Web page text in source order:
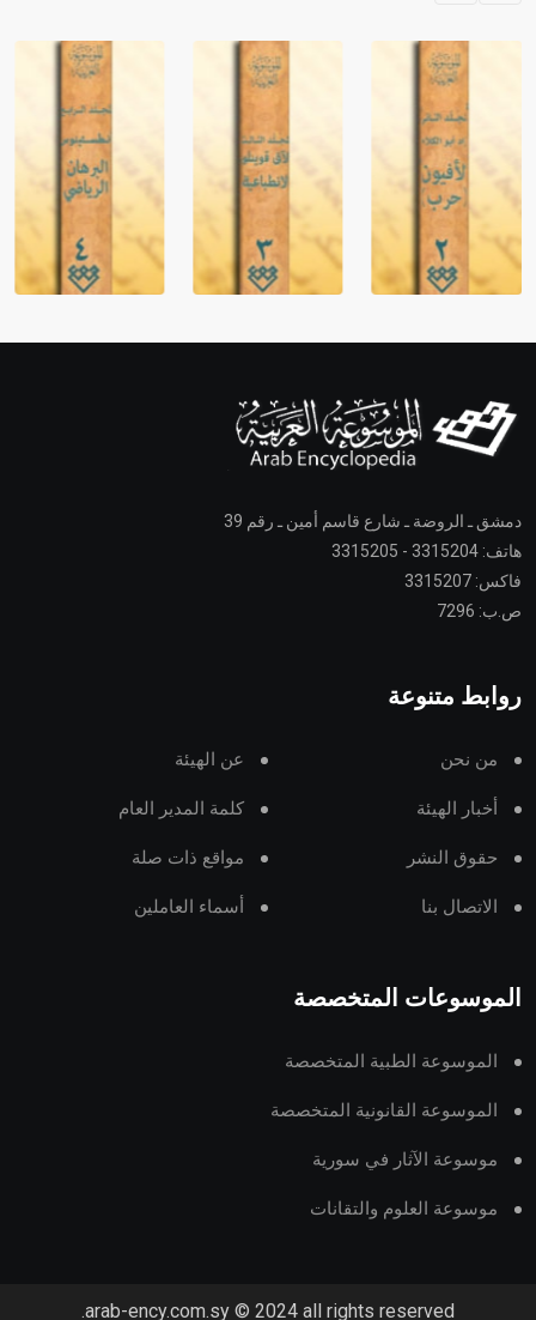
دمشق ـ الروضة ـ شارع قاسم أمين ـ رقم 39
هاتف: 3315204 - 3315205
فاكس: 3315207
ص.ب: 7296
روابط متنوعة
من نحن عن الهيئة
أخبار الهيئة كلمة المدير العام
حقوق النشر مواقع ذات صلة
الاتصال بنا أسماء العاملين
الموسوعات المتخصصة
الموسوعة الطبية المتخصصة
الموسوعة القانونية المتخصصة
موسوعة الآثار في سورية
موسوعة العلوم والتقانات
arab-ency.com.sy © 2024 all rights reserved.